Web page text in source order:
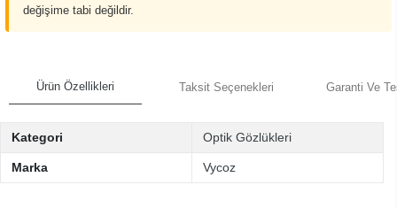
değişime tabi değildir.
Ürün Özellikleri Taksit Seçenekleri Garanti Ve
Kategori Optik Gözlükleri
Marka Vycoz